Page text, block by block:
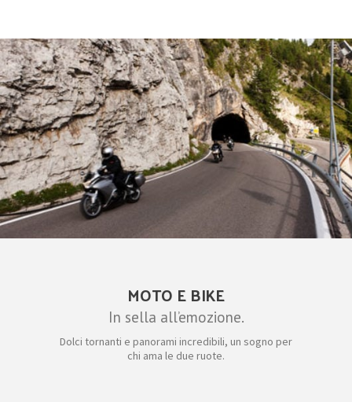
MOTO E BIKE
In sella all’emozione.
Dolci tornanti e panorami incredibili, un sogno per
chi ama le due ruote.